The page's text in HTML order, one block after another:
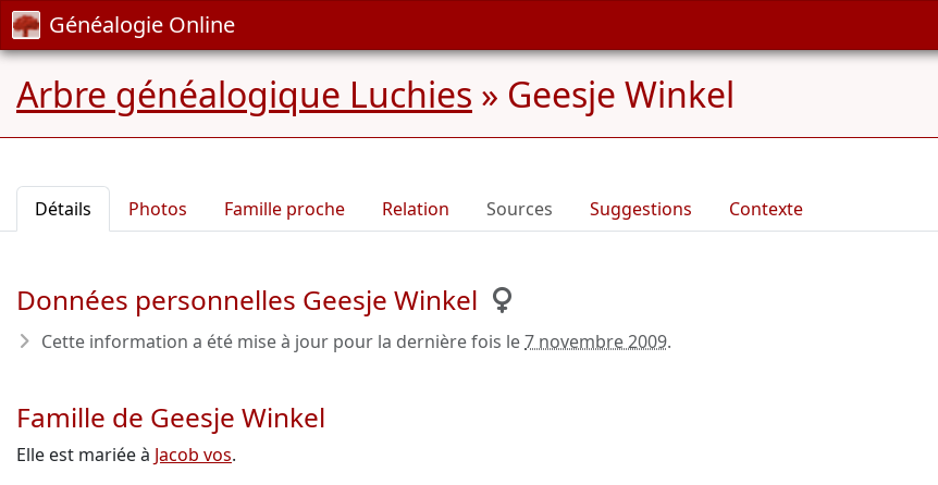
Généalogie Online
Arbre généalogique Luchies » Geesje Winkel
Détails Photos Famille proche Relation Sources Suggestions Contexte
Données personnelles Geesje Winkel
Cette information a été mise à jour pour la dernière fois le7 novembre 2009.
Famille de Geesje Winkel
Elle est mariée à Jacob vos.